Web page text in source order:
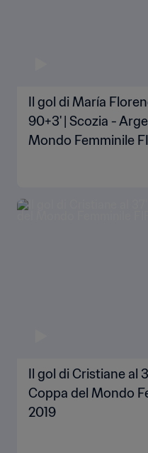
Il gol di María
90+3' | Scozia -
Mondo Femminile
Il gol di Cristiane al
Coppa del Mondo
2019